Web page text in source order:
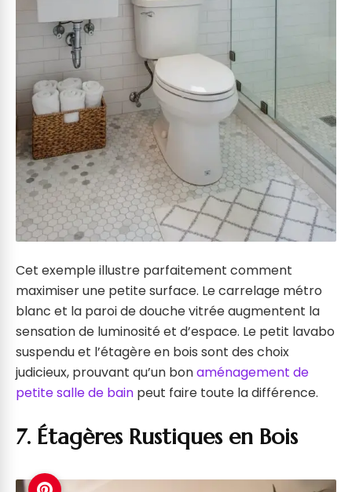
Cet exemple illustre parfaitement comment
maximiser une petite surface. Le carrelage métro
blanc et la paroi de douche vitrée augmentent la
sensation de luminosité et d’espace. Le petit lavabo
suspendu et l’étagère en bois sont des choix
judicieux, prouvant qu’un bonaménagement de
petite salle de bain peut faire toute la différence.
7. Étagères Rustiques en Bois